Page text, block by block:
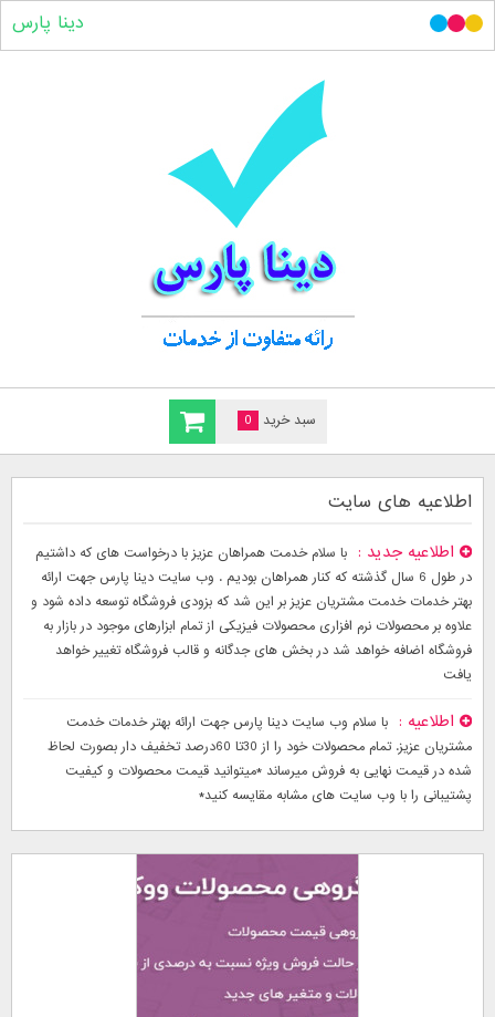
سبد خرید 0
دینا پارس
اطلاعیه های سایت
اطلاعیه جدید
با سلام خدمت همراهان عزیز با درخواست های که داشتیم
در طول 6 سال گذشته که کنار همراهان بودیم . وب سایت دینا پارس جهت ارائه
بهتر خدمات خدمت مشتریان عزیز بر این شد که بزودی فروشگاه توسعه داده شود و
علاوه بر محصولات نرم افزاری محصولات فیزیکی از تمام ابزارهای موجود در بازار به
فروشگاه اضافه خواهد شد در بخش های جدگانه و قالب فروشگاه تغییر خواهد
یافت
اطلاعیه
با سلام وب سایت دینا پارس جهت ارائه بهتر خدمات خدمت
مشتریان عزیز. تمام محصولات خود را از 30تا 60درصد تخفیف دار بصورت لحاظ
شده در قیمت نهایی به فروش میرساند *میتوانید قیمت محصولات و کیفیت
پشتیبانی را با وب سایت های مشابه مقایسه کنید*